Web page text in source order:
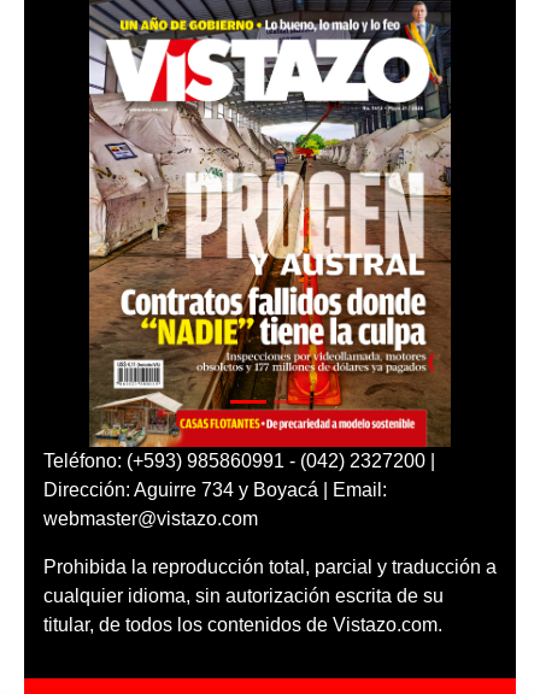
Teléfono: (+593) 985860991 - (042) 2327200 |
Dirección: Aguirre 734 y Boyacá | Email:
webmaster@vistazo.com
Prohibida la reproducción total, parcial y traducción a
cualquier idioma, sin autorización escrita de su
titular, de todos los contenidos de Vistazo.com.